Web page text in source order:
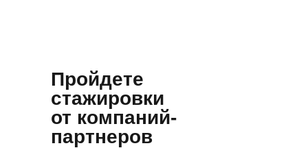
собеседования
Научим искать работу за рубежом
Пройдете
стажировки
от компаний-
партнеров